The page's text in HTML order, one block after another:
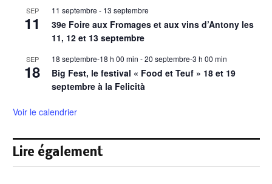
SEP
11
11 septembre - 13 septembre
39e Foire aux Fromages et aux vins d’Antony les
11, 12 et 13 septembre
SEP
18
18 septembre-18 h 00 min -20 septembre-3 h 00 min
Big Fest, le festival « Food et Teuf » 18 et 19
septembre à la Felicità
Voir le calendrier
Lire également